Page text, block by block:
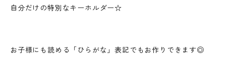
自分だけの特別なキーホルダー☆
お子様にも読める「ひらがな」表記でもお作りできます◎